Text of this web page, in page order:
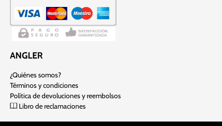
ANGLER
¿Quiénes somos?
Términos y condiciones
Política de devoluciones y reembolsos
Libro de reclamaciones